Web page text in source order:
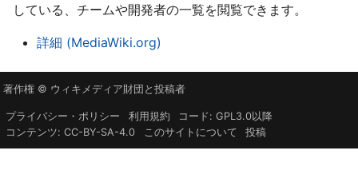
日本語
している、チームや開発者の一覧を閲覧できます。
詳細 (MediaWiki.org)
著作権 © ウィキメディア財団と投稿者
プライバシー・ポリシー 利用規約
コード: GPL3.0以降
コンテンツ: CC-BY-SA-4.0
このサイトについて 投稿